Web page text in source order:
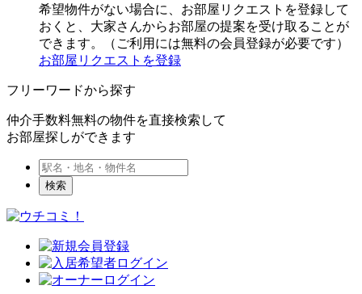
希望物件がない場合に、お部屋リクエストを登録して
おくと、大家さんからお部屋の提案を受け取ることが
できます。（ご利用には無料の会員登録が必要です）
お部屋リクエストを登録
フリーワードから探す
仲介手数料無料の物件を直接検索して
お部屋探しができます
検索